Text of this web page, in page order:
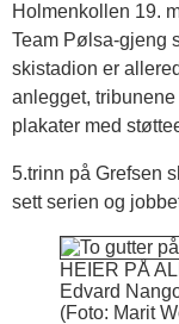
Holmenkollen 19.
Team Pølsa-gjeng
skistadion er
anlegget,
plakater med
5.trinn på Grefsen
sett serien og
HEIER PÅ
Edvard
(Foto: Marit